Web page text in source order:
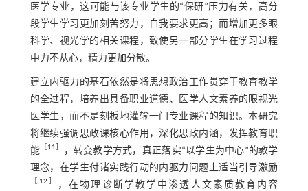
医学专业，这可能与该专业学生的“保研”压力有关，高分
段学生学习更加刻苦努力，自我要求更高；而增加更多眼
科学、视光学的相关课程，致使另一部分学生在学习过程
中力不从心，精力更加分散。
建立内驱力的基石依然是将思想政治工作贯穿于教育教学
的全过程，培养出具备职业道德、医学人文素养的眼视光
医学生，而不是刻板地灌输一门专业课程的知识。本研究
将继续强调思政课核心作用，深化思政内涵，发挥教育职
能［11］
，转变教学方式，真正落实“以学生为中心”的教学
理念，在学生付诸实践行动的内驱力问题上适当引导激励
［ 12 ］ ，在物理诊断学教学中渗透人文素质教育内容